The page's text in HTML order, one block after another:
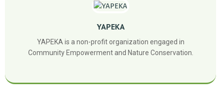
YAPEKA
YAPEKA is a non-profit organization engaged in
Community Empowerment and Nature Conservation.